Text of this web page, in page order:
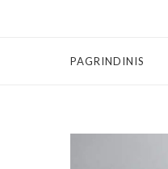
PAGRINDINIS